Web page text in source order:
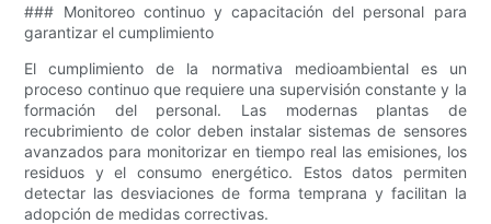
### Monitoreo continuo y capacitación del personal para
garantizar el cumplimiento
El cumplimiento de la normativa medioambiental es un
proceso continuo que requiere una supervisión constante y la
formación del personal. Las modernas plantas de
recubrimiento de color deben instalar sistemas de sensores
avanzados para monitorizar en tiempo real las emisiones, los
residuos y el consumo energético. Estos datos permiten
detectar las desviaciones de forma temprana y facilitan la
adopción de medidas correctivas.